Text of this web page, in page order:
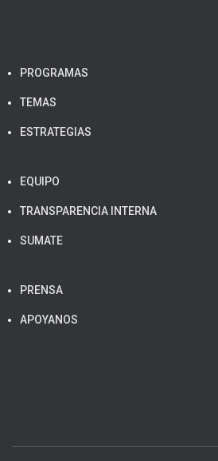
PROGRAMAS
TEMAS
ESTRATEGIAS
EQUIPO
TRANSPARENCIA INTERNA
SUMATE
PRENSA
APOYANOS